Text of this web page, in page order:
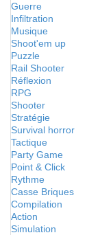
Guerre
Infiltration
Musique
Shoot'em up
Puzzle
Rail Shooter
Réflexion
RPG
Shooter
Stratégie
Survival horror
Tactique
Party Game
Point & Click
Rythme
Casse Briques
Compilation
Action
Simulation